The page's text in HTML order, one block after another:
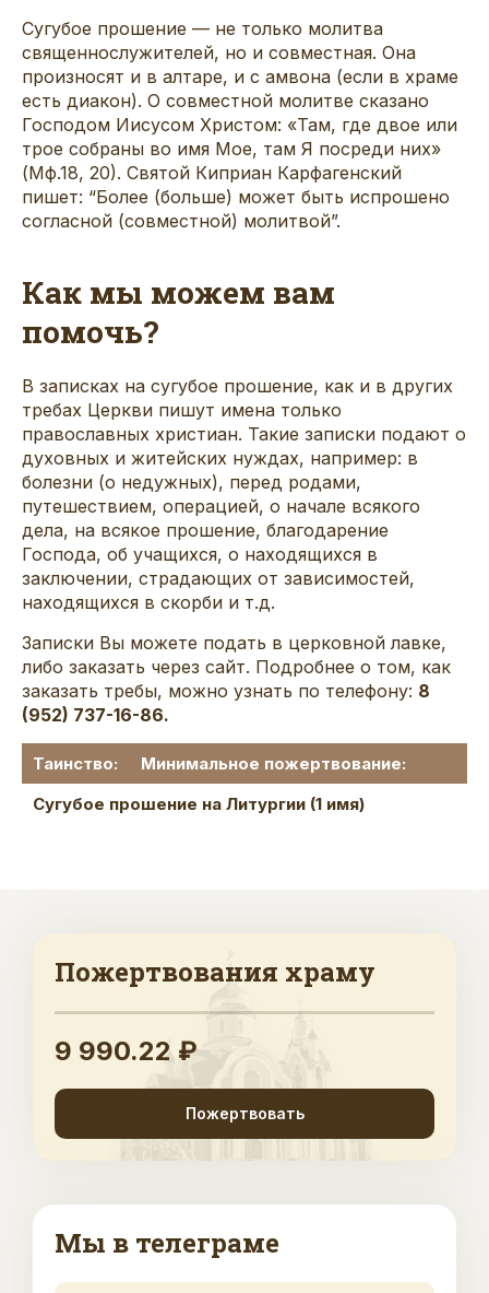
Сугубое прошение — не только молитва
священнослужителей, но и совместная. Она
произносят и в алтаре, и с амвона (если в храме
есть диакон). О совместной молитве сказано
Господом Иисусом Христом: «Там, где двое или
трое собраны во имя Мое, там Я посреди них»
(Мф.18, 20). Святой Киприан Карфагенский
пишет: “Более (больше) может быть испрошено
согласной (совместной) молитвой”.
Как мы можем вам
помочь?
В записках на сугубое прошение, как и в других
требах Церкви пишут имена только
православных христиан. Такие записки подают о
духовных и житейских нуждах, например: в
болезни (о недужных), перед родами,
путешествием, операцией, о начале всякого
дела, на всякое прошение, благодарение
Господа, об учащихся, о находящихся в
заключении, страдающих от зависимостей,
находящихся в скорби и т.д.
Записки Вы можете подать в церковной лавке,
либо заказать через сайт. Подробнее о том, как
заказать требы, можно узнать по телефону: 8
(952) 737-16-86.
Таинство:
Минимальное пожертвование:
Сугубое прошение на Литургии (1 имя)
Пожертвования храму
9 990.22 ₽
Пожертвовать
Мы в телеграме